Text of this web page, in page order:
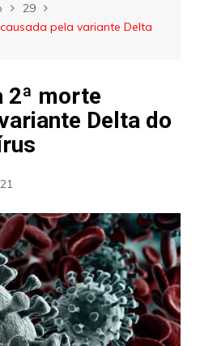
29
pela variante Delta
2ª morte
Delta do